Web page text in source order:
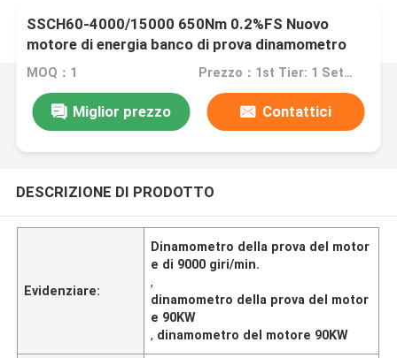
SSCH60-4000/15000 650Nm 0.2%FS Nuovo
motore di energia banco di prova dinamometro
elettrico
MOQ：1 Prezzo：1st Tier: 1 Set, Unit Price USD 3.00 2nd Tier: 2-5 Sets, Unit Price USD 2.00 3rd Tier: Over 5 Sets, Unit Price USD 1.00
Miglior prezzo Contattici
DESCRIZIONE DI PRODOTTO
Evidenziare:
Dinamometro della prova del motor
e di 9000 giri/min.
,
dinamometro della prova del motor
e 90KW
, dinamometro del motore 90KW